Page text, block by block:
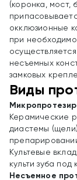
(коронка, мост,
окклюзионные
при
несъемных
замковых
Виды
Керамические
диастемы
Культевые
культи зуба
Несъемное